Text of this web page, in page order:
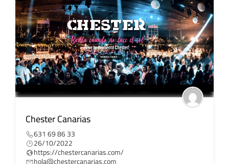
Chester Canarias
631 69 86 33
26/10/2022
https://chestercanarias.com/